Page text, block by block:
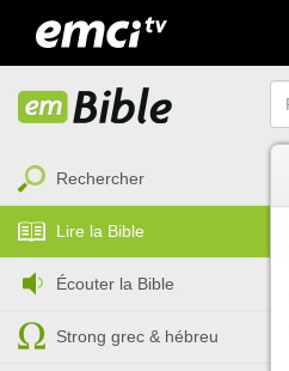
Rechercher
Lire la Bible
Écouter la Bible
Strong grec & hébreu